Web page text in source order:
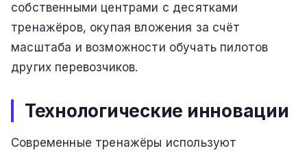
собственными центрами с десятками
тренажёров, окупая вложения за счёт
масштаба и возможности обучать пилотов
других перевозчиков.
Технологические инновации
Современные тренажёры используют